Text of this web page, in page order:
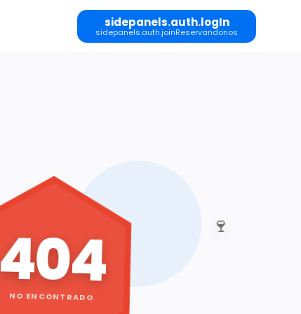
sidepanels.auth.logIn
sidepanels.auth.joinReservandonos
🍷
404
NO ENCONTRADO